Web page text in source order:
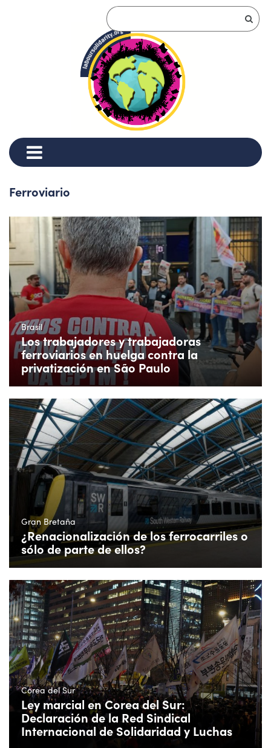
Ferroviario
Brasil
Los trabajadores y trabajadoras
ferroviarios en huelga contra la
privatización en São Paulo
Gran Bretaña
¿Renacionalización de los ferrocarriles o
sólo de parte de ellos?
Corea del Sur
Ley marcial en Corea del Sur:
Declaración de la Red Sindical
Internacional de Solidaridad y Luchas